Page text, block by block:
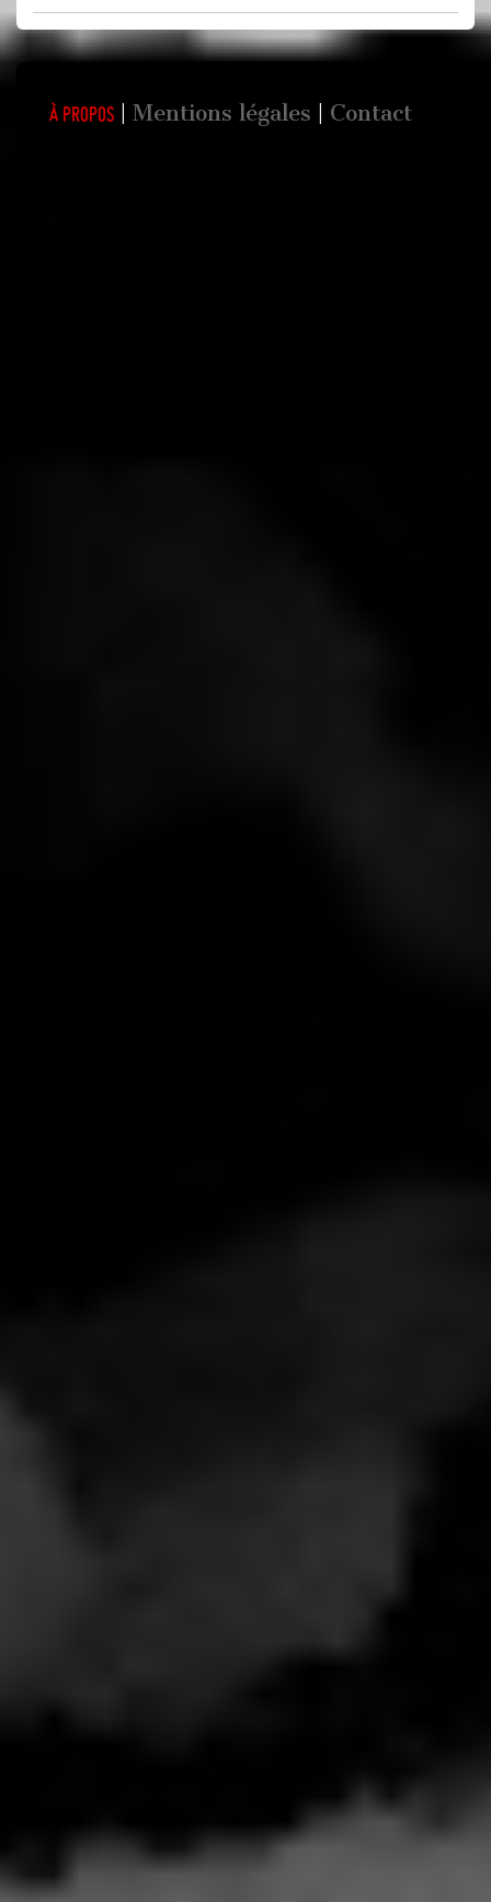
À propos Mentions légales Contact